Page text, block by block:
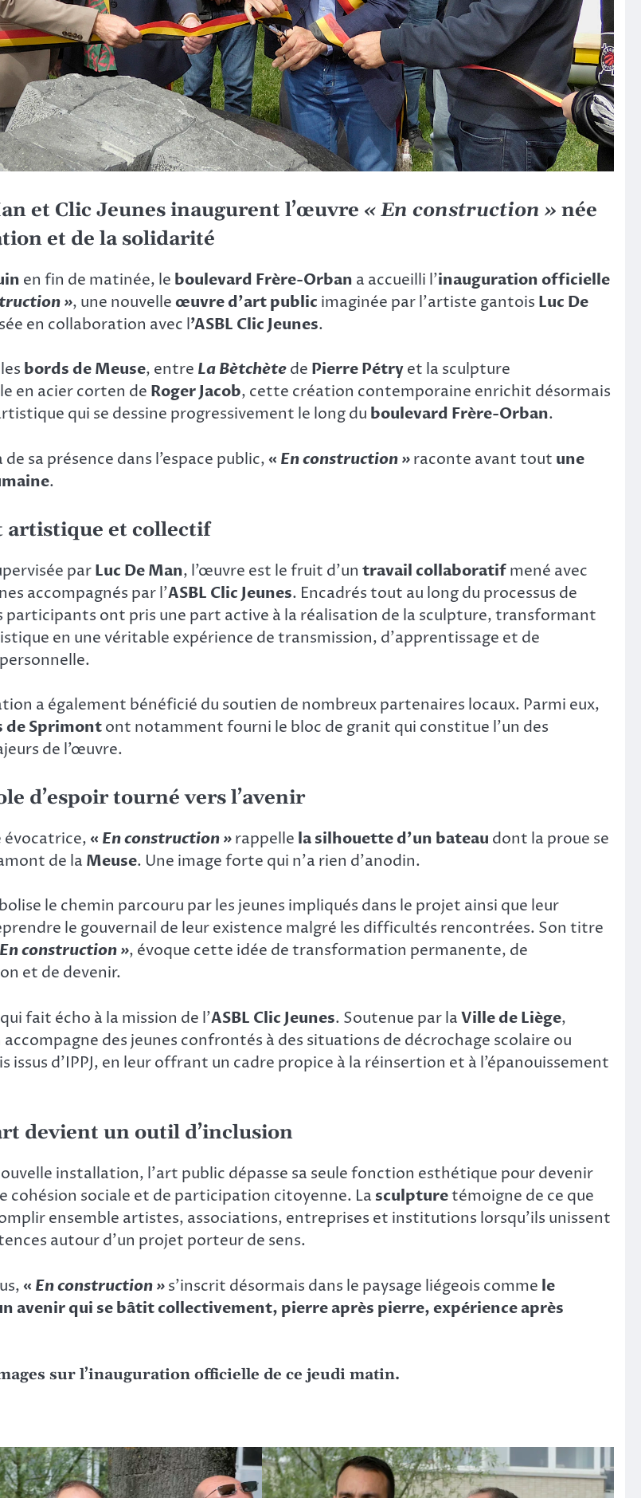
et Clic Jeunes inaugurent l’œuvre « En construction »née
et de la solidarité
en fin de matinée, le boulevard Frère-Orban a accueilli l’inauguration officielle
», une nouvelleœuvre d’art public imaginée par l’artiste gantois Luc De
en collaboration avec l’ASBL Clic Jeunes.
bords de Meuse, entre La Bètchètede Pierre Pétryet la sculpture
en acier corten de Roger Jacob, cette création contemporaine enrichit désormais
qui se dessine progressivement le long du boulevard Frère-Orban.
sa présence dans l’espace public,« En construction »raconte avant tout une
.
artistique et collectif
parLuc De Man, l’œuvre est le fruit d’un travail collaboratifmené avec
accompagnés par l’ASBL Clic Jeunes. Encadrés tout au long du processus de
participants ont pris une part active à la réalisation de la sculpture, transformant
en une véritable expérience de transmission, d’apprentissage et de
a également bénéficié du soutien de nombreux partenaires locaux. Parmi eux,
de Sprimontont notamment fourni le bloc de granit qui constitue l’un des
de l’œuvre.
d’espoir tourné vers l’avenir
évocatrice,« En construction »rappelle la silhouette d’un bateau dont la proue se
de la Meuse. Une image forte qui n’a rien d’anodin.
le chemin parcouru par les jeunes impliqués dans le projet ainsi que leur
le gouvernail de leur existence malgré les difficultés rencontrées. Son titre
En construction », évoque cette idée de transformation permanente, de
et de devenir.
fait écho à la mission de l’ASBL Clic Jeunes. Soutenue par laVille de Liège,
accompagne des jeunes confrontés à des situations de décrochage scolaire ou
issus d’IPPJ, en leur offrant un cadre propice à la réinsertion et à l’épanouissement
devient un outil d’inclusion
installation, l’art public dépasse sa seule fonction esthétique pour devenir
cohésion sociale et de participation citoyenne. La sculpturetémoigne de ce que
ensemble artistes, associations, entreprises et institutions lorsqu’ils unissent
autour d’un projet porteur de sens.
« En construction »s’inscrit désormais dans le paysage liégeois comme le
avenir qui se bâtit collectivement, pierre après pierre, expérience après
sur l’inauguration officielle de ce jeudi matin.